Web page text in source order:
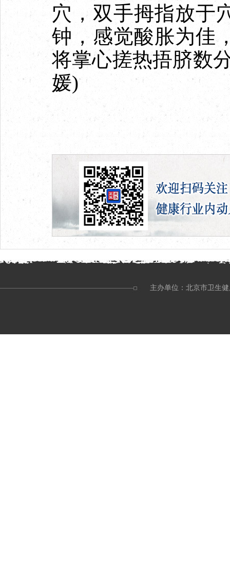
穴，双手拇指放于
钟，感觉酸胀为佳
将掌心搓热捂脐数
媛)
主办单位：北京市卫生